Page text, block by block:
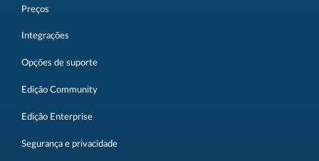
Preços
Integrações
Opções de suporte
Edição Community
Edição Enterprise
Segurança e privacidade